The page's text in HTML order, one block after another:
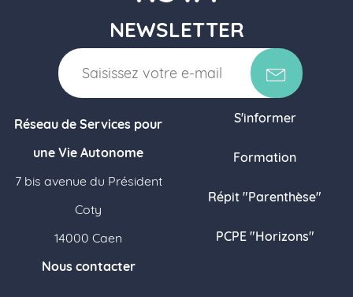
NEWSLETTER
Réseau de Services pour
une Vie Autonome
7 bis avenue du Président
Coty
14000 Caen
Nous contacter
S'informer
Formation
Répit "Parenthèse"
PCPE "Horizons"